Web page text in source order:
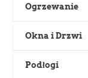
Ogrzewanie
Okna i Drzwi
Podłogi